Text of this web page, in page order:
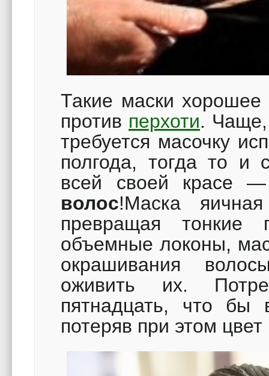
Такие маски хорошее
против перхоти.
требуется масочку
полгода, тогда то и
всей своей красе
волос!Маска
превращая тонкие
объемные локоны,
окрашивания
оживить их.
пятнадцать, что бы
потеряв при этом